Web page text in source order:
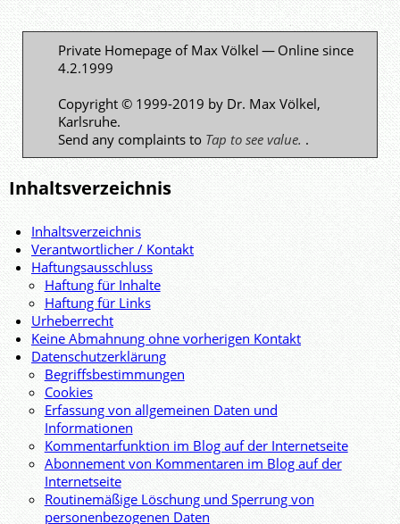
Private Homepage of Max Völkel — Online since
4.2.1999
Copyright © 1999-2019 by Dr. Max Völkel,
Karlsruhe.
Send any complaints to
.
Inhaltsverzeichnis
Inhaltsverzeichnis
Verantwortlicher / Kontakt
Haftungsausschluss
Haftung für Inhalte
Haftung für Links
Urheberrecht
Keine Abmahnung ohne vorherigen Kontakt
Datenschutzerklärung
Begriffsbestimmungen
Cookies
Erfassung von allgemeinen Daten und
Informationen
Kommentarfunktion im Blog auf der Internetseite
Abonnement von Kommentaren im Blog auf der
Internetseite
Routinemäßige Löschung und Sperrung von
personenbezogenen Daten